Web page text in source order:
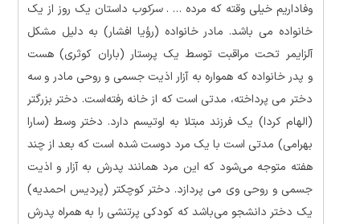
وفاداریم خیلی وقته که مرده … .سرکوب داستان یک روز از یک
خانواده می‌ باشد. مادر خانواده (رؤیا افشار) به دلیل مشکل
آلزایمر تحت مراقبت توسط یک پرستار (باران کوثری) هست
و پدر خانواده که همواره به آزار اذیت جسمی و روحی مادر و سه
دختر می‌ پرداخته، مدتی است که از خانه رفته‌است. دختر بزرگتر
(الهام کردا) یک فرزند مبتلا به اوتیسم دارد. دختر وسط (سارا
بهرامی) مدتی است با یک مرد دوست شده‌ است که بعد از چند
هفته متوجه می‌شود که این مرد همانند پدرش به آزار و اذیت
جسمی و روحی وی می‌ پردازد. دختر کوچکتر (پردیس احمدیه)
یک دختر دانشجو می‌باشد که کودکی پرتنشی را به همراه پدرش